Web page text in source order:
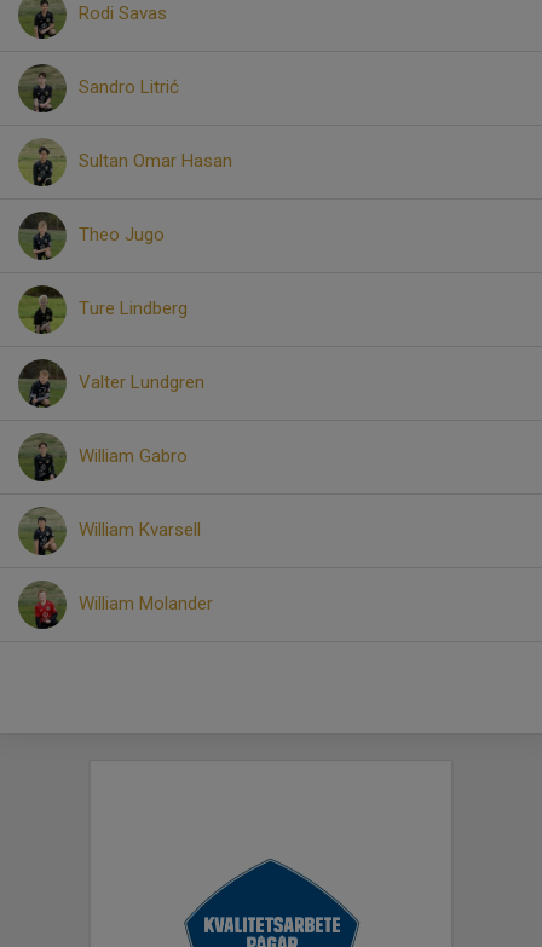
Rodi Savas
Sandro Litrić
Sultan Omar Hasan
Theo Jugo
Ture Lindberg
Valter Lundgren
William Gabro
William Kvarsell
William Molander